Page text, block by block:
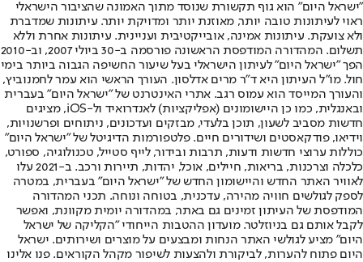
"ישראל היום" הוא גוף תקשורת שנוסד מתוך האמונה שהציבור הישראלי
ראוי לעיתונות טובה יותר, מאוזנת יותר ומדויקת יותר. עיתונות שמדברת
ולא צועקת. עיתונות אמינה, אובייקטיבית ועניינית. עיתונות אחרת וללא
תשלום. המהדורה המודפסת הראשונה פורסמה ב-30 ביולי 2007, וב-2010
הפך "ישראל היום" לעיתון הישראלי בעל שיעור החשיפה הגבוה ביותר בימי
חול. מו"ל העיתון היא ד"ר מרים אדלסון. העורך הראשי הוא עמר לחמנוביץ,
והעורך המייסד הוא עמוס רגב. אתרי האינטרנט של "ישראל היום" בעברית
ובאנגלית, כמו כן היישומונים (אפליקציות) לאנדרואיד ול-iOS, מציגים
חדשות מסביב לשעון, תוכן בלעדי, מבזקים ועדכונים, ניתוחים ופרשנויות,
וידיאו, פודקאסטים ושידורים חיים. פלטפורמות הדיגיטל של "ישראל היום"
כוללות ערוצי חדשות ודעות, תרבות ובידור, לייף סטייל, טכנולוגיה, ספורט,
כלכלה וצרכנות, בריאות, חיילים, אוכל, יהדות, תיירות ורכב. ב-2021 עלו
לאוויר האתר החדש והיישומון החדש של "ישראל היום" בעברית, במטרה
לספק לגולשים חוויה מהירה, עדכנית, בטוחה ונוחה. תכני המהדורה
המודפסת של העיתון זמינים גם באתר, במהדורה יומית מקוונת, ואפשר
לקבל אותם גם בניוזלטר. מועדון ההטבות הייחודי "הקליקה של ישראל
היום" מציע לגולשי האתר הנחות ומבצעים על מוצרים ושירותים. ישראל
היום פתוח להערות, לביקורת ולהצעות לשיפור מקהל הקוראים. פנו אלינו